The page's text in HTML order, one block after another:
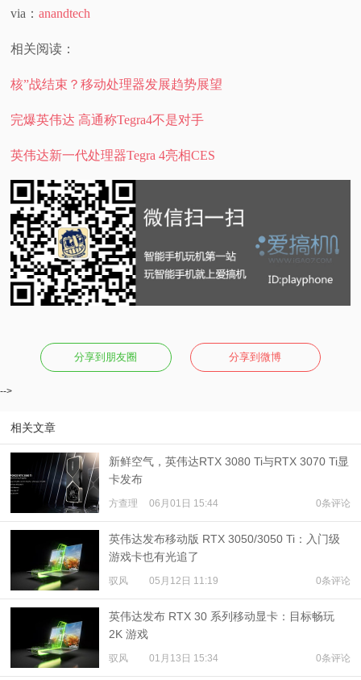
via：anandtech
相关阅读：
核”战结束？移动处理器发展趋势展望
完爆英伟达 高通称Tegra4不是对手
英伟达新一代处理器Tegra 4亮相CES
分享到朋友圈 分享到微博
-->
相关文章
新鲜空气，英伟达RTX 3080 Ti与RTX 3070 Ti显
卡发布
方查理 06月01日 15:44 0条评论
英伟达发布移动版 RTX 3050/3050 Ti：入门级
游戏卡也有光追了
驭风 05月12日 11:19 0条评论
英伟达发布 RTX 30 系列移动显卡：目标畅玩
2K 游戏
驭风 01月13日 15:34 0条评论